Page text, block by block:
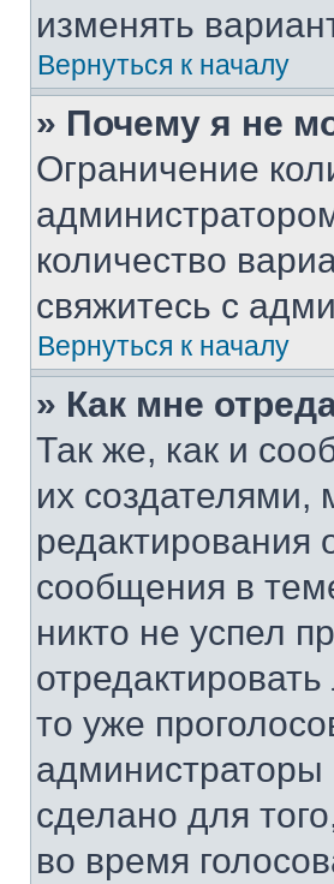
изменять
Вернуться к началу
» Почему я не
Ограничение
количество
свяжитесь с
Вернуться к началу
» Как мне
Так же, как и
их
редактирования
сообщения в
никто не успел
то уже
администраторы
сделано для
во время